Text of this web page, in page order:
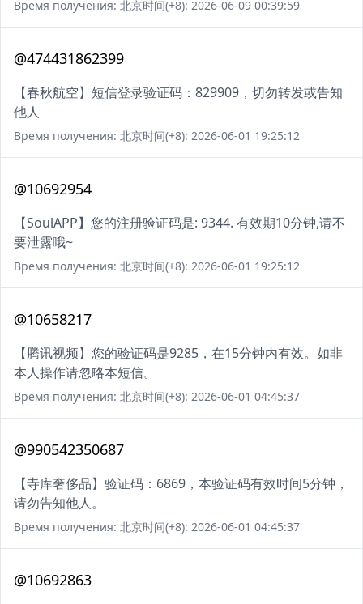
Время получения: 北京时间(+8): 2026-06-09 00:39:59
@474431862399
【春秋航空】短信登录验证码：829909，切勿转发或告知
他人
Время получения: 北京时间(+8): 2026-06-01 19:25:12
@10692954
【SoulAPP】您的注册验证码是: 9344. 有效期10分钟,请不
要泄露哦~
Время получения: 北京时间(+8): 2026-06-01 19:25:12
@10658217
【腾讯视频】您的验证码是9285，在15分钟内有效。如非
本人操作请忽略本短信。
Время получения: 北京时间(+8): 2026-06-01 04:45:37
@990542350687
【寺库奢侈品】验证码：6869，本验证码有效时间5分钟，
请勿告知他人。
Время получения: 北京时间(+8): 2026-06-01 04:45:37
@10692863